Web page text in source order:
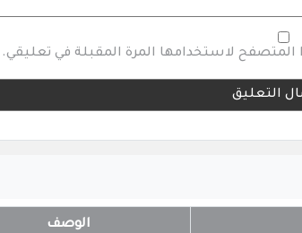
المتصفح لاستخدامها المرة المقبلة في تعليقي.
الوصف